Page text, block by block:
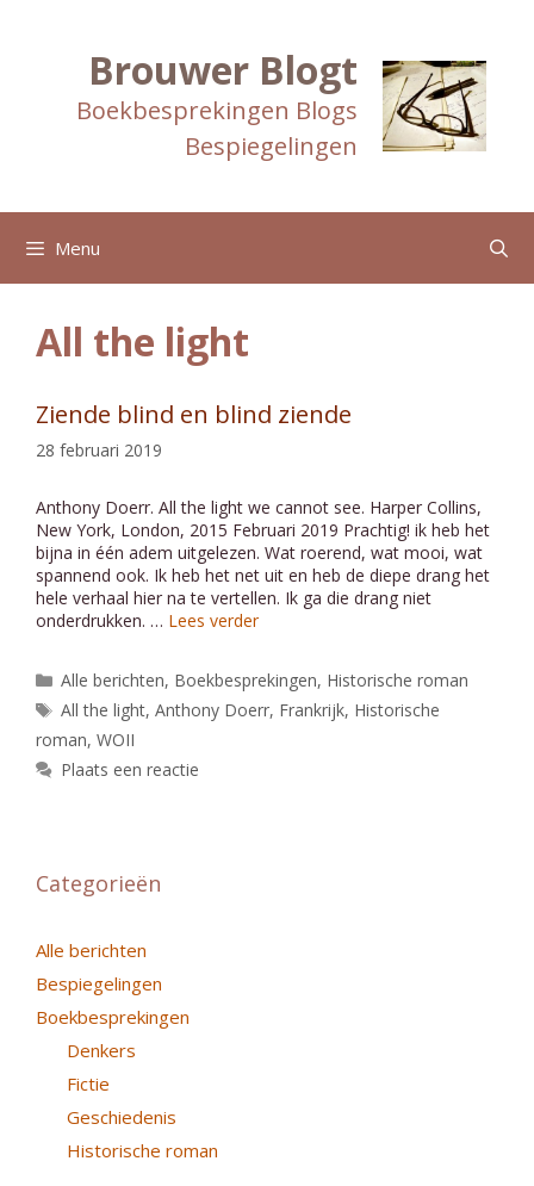
Brouwer Blogt
Boekbesprekingen Blogs
Bespiegelingen
Menu
All the light
Ziende blind en blind ziende
28 februari 2019
Anthony Doerr. All the light we cannot see. Harper Collins,
New York, London, 2015 Februari 2019 Prachtig! ik heb het
bijna in één adem uitgelezen. Wat roerend, wat mooi, wat
spannend ook. Ik heb het net uit en heb de diepe drang het
hele verhaal hier na te vertellen. Ik ga die drang niet
onderdrukken. … Lees verder
Categorieën
Alle berichten, Boekbesprekingen, Historische roman
Tags
All the light,Anthony Doerr, Frankrijk, Historische
roman, WOII
Plaats een reactie
Categorieën
Alle berichten
Bespiegelingen
Boekbesprekingen
Denkers
Fictie
Geschiedenis
Historische roman